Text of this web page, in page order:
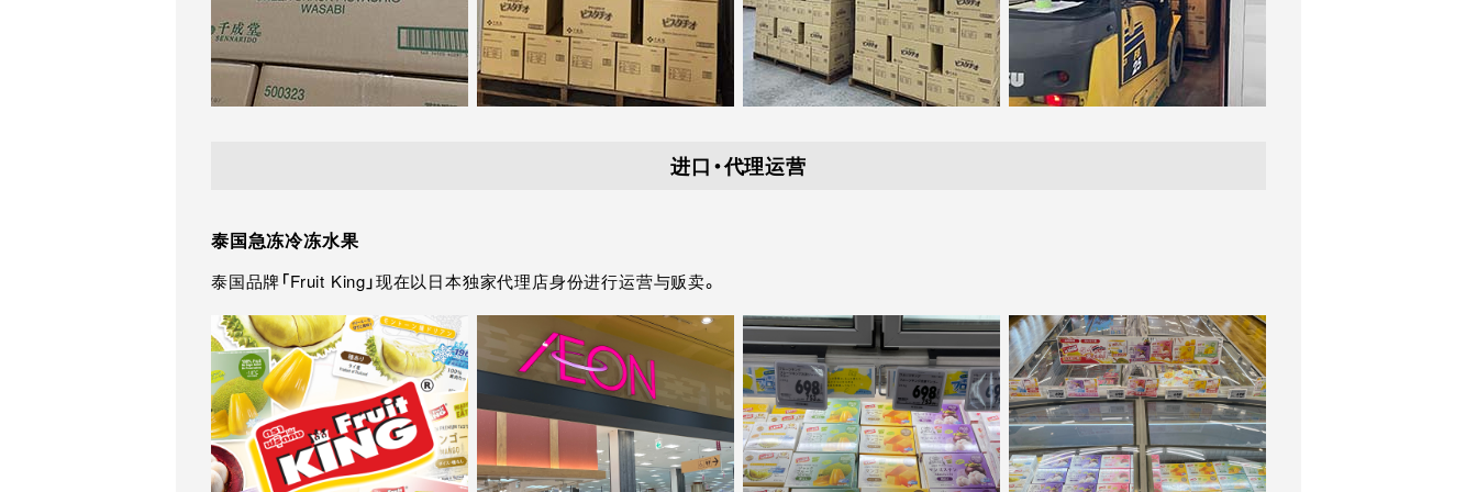
进口・代理运营
泰国急冻冷冻水果
泰国品牌「Fruit King」现在以日本独家代理店身份进行运营与贩卖。